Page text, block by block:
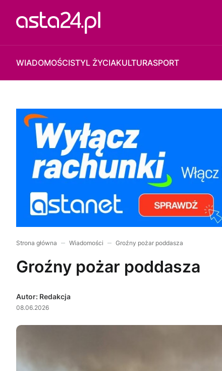
WIADOMOŚCISTYL ŻYCIAKULTURASPORT
Strona główna Wiadomości Groźny pożar poddasza
Groźny pożar poddasza
Autor: Redakcja
08.06.2026